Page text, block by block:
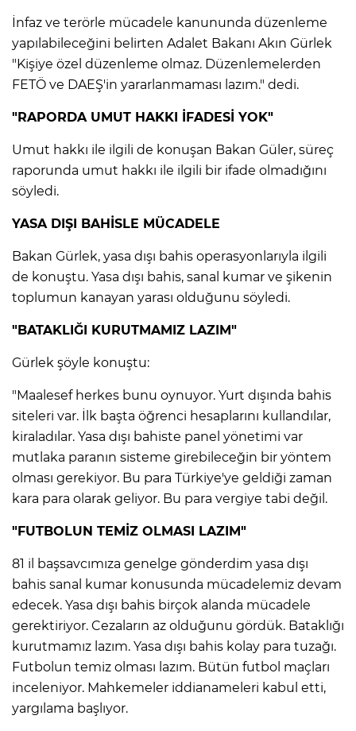
İnfaz ve terörle mücadele kanununda düzenleme
yapılabileceğini belirten Adalet Bakanı Akın Gürlek
"Kişiye özel düzenleme olmaz. Düzenlemelerden
FETÖ ve DAEŞ'in yararlanmaması lazım." dedi.
"RAPORDA UMUT HAKKI İFADESİ YOK"
Umut hakkı ile ilgili de konuşan Bakan Güler, süreç
raporunda umut hakkı ile ilgili bir ifade olmadığını
söyledi.
YASA DIŞI BAHİSLE MÜCADELE
Bakan Gürlek, yasa dışı bahis operasyonlarıyla ilgili
de konuştu. Yasa dışı bahis, sanal kumar ve şikenin
toplumun kanayan yarası olduğunu söyledi.
"BATAKLIĞI KURUTMAMIZ LAZIM"
Gürlek şöyle konuştu:
"Maalesef herkes bunu oynuyor. Yurt dışında bahis
siteleri var. İlk başta öğrenci hesaplarını kullandılar,
kiraladılar. Yasa dışı bahiste panel yönetimi var
mutlaka paranın sisteme girebileceğin bir yöntem
olması gerekiyor. Bu para Türkiye'ye geldiği zaman
kara para olarak geliyor. Bu para vergiye tabi değil.
"FUTBOLUN TEMİZ OLMASI LAZIM"
81 il başsavcımıza genelge gönderdim yasa dışı
bahis sanal kumar konusunda mücadelemiz devam
edecek. Yasa dışı bahis birçok alanda mücadele
gerektiriyor. Cezaların az olduğunu gördük. Bataklığı
kurutmamız lazım. Yasa dışı bahis kolay para tuzağı.
Futbolun temiz olması lazım. Bütün futbol maçları
inceleniyor. Mahkemeler iddianameleri kabul etti,
yargılama başlıyor.